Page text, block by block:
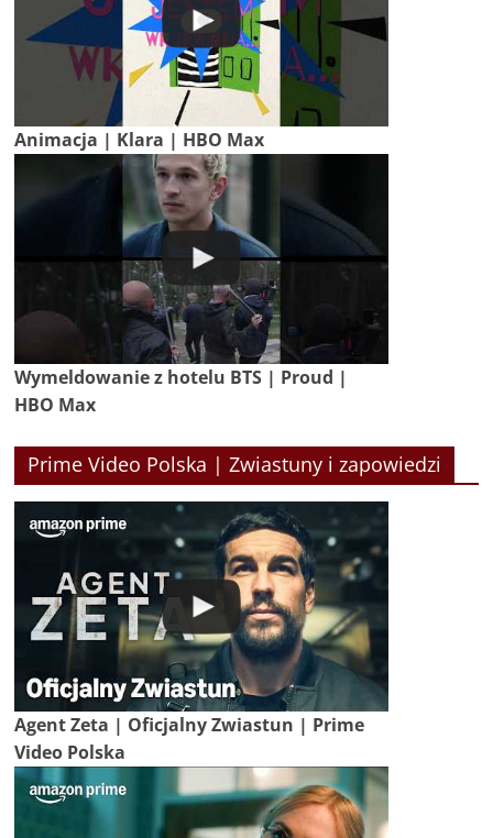
Animacja | Klara | HBO Max
Wymeldowanie z hotelu BTS | Proud |
HBO Max
Prime Video Polska | Zwiastuny i zapowiedzi
Agent Zeta | Oficjalny Zwiastun | Prime
Video Polska